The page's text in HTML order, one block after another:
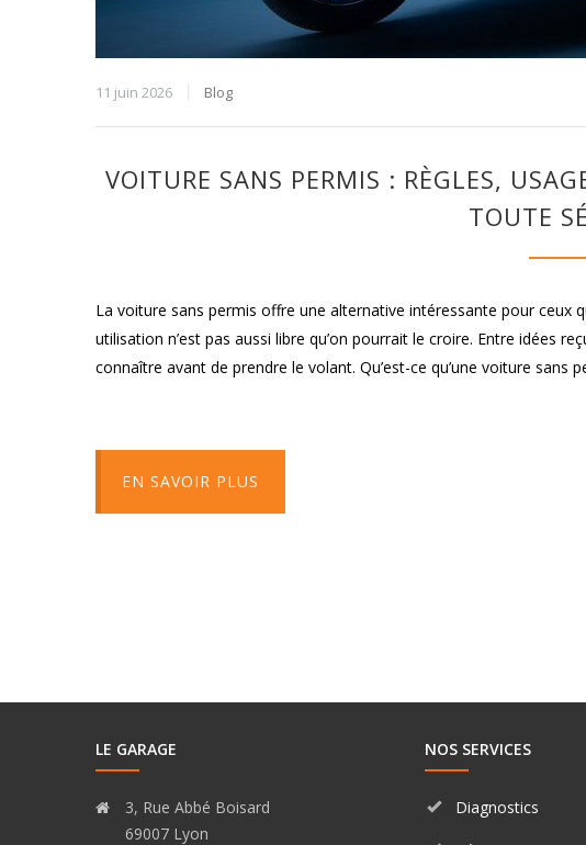
11 juin 2026 Blog
VOITURE SANS PERMIS : RÈGLES,
TOUTE
La voiture sans permis offre une alternative intéressante pour ceux
utilisation n’est pas aussi libre qu’on pourrait le croire. Entre idées
connaître avant de prendre le volant. Qu’est-ce qu’une voiture sans
EN SAVOIR PLUS
LE GARAGE
3, Rue Abbé Boisard
69007 Lyon
NOS SERVICES
Diagnostics